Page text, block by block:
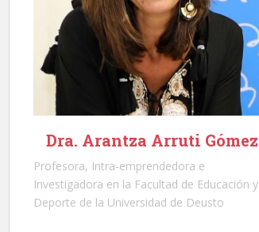
Dra. Arantza Arruti Gómez
Profesora, Intra-emprendedora e
Investigadora en la Facultad de Educación y
Deporte de la Universidad de Deusto